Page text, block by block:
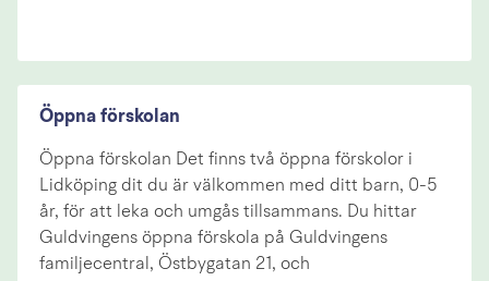
Öppna förskolan
Öppna förskolan Det finns två öppna förskolor i
Lidköping dit du är välkommen med ditt barn, 0-5
år, för att leka och umgås tillsammans. Du hittar
Guldvingens öppna förskola på Guldvingens
familjecentral, Östbygatan 21, och